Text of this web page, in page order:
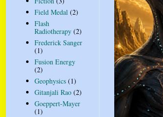
Field Medal (2)
Flash
Radiotherapy (2)
Frederick Sanger
(1)
Fusion Energy
(2)
Geophysics (1)
Gitanjali Rao (2)
Goeppert-Mayer
(1)